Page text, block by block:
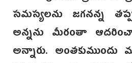
సమస్యలను జగనన్న
అన్నను మీరంతా
అన్నారు. అంతకుముందు